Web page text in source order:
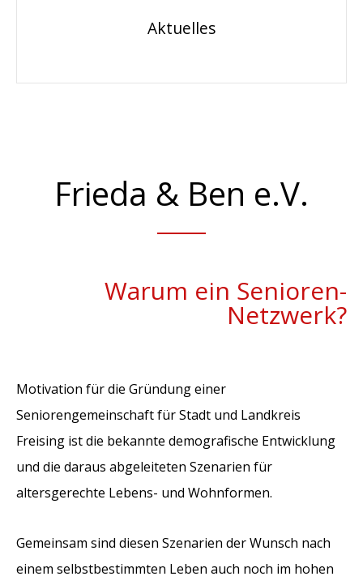
Aktuelles
Frieda & Ben e.V.
Warum ein Senioren-
Netzwerk?
Motivation für die Gründung einer
Seniorengemeinschaft für Stadt und Landkreis
Freising ist die bekannte demografische Entwicklung
und die daraus abgeleiteten Szenarien für
altersgerechte Lebens- und Wohnformen.
Gemeinsam sind diesen Szenarien der Wunsch nach
einem selbstbestimmten Leben auch noch im hohen